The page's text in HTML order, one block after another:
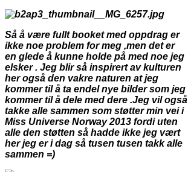
Så å være fullt booket med oppdrag er
ikke noe problem for meg ,men det er
en glede å kunne holde på med noe jeg
elsker . Jeg blir så inspirert av kulturen
her også den vakre naturen at jeg
kommer til å ta endel nye bilder som jeg
kommer til å dele med dere .Jeg vil også
takke alle sammen som støtter min vei i
Miss Universe Norway 2013 fordi uten
alle den støtten så hadde ikke jeg vært
her jeg er i dag så tusen tusen takk alle
sammen =)